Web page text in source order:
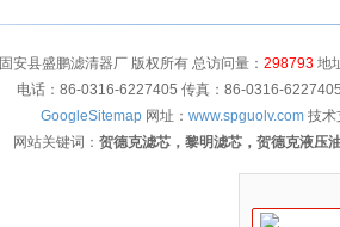
固安县盛鹏滤清器厂 版权所有 总访问量： 298793地
电话：86-0316-6227405 传真：86-0316-
GoogleSitemap 网址： www.spguolv.com 技术
网站关键词： 贺德克滤芯，黎明滤芯，贺德克液压